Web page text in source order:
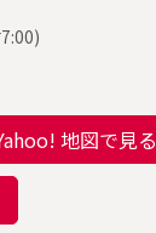
地図で見る